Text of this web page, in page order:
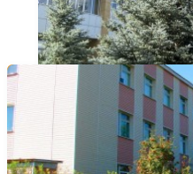
Профилей лечения:6
Санаторий Областной
реабилитации
4.4 5 отзывов Оренбург
Нет цен илиВыбрать